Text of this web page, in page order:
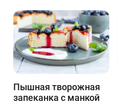
Пышная творожная
запеканка с манкой